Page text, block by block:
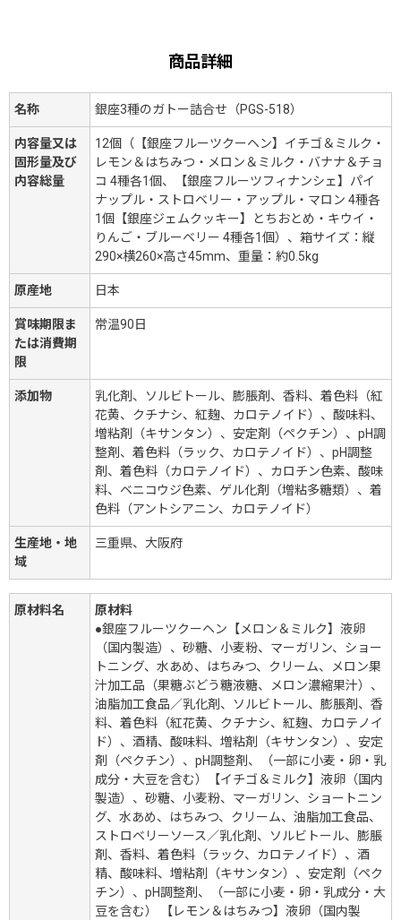
商品詳細
名称 銀座3種のガトー詰合せ（PGS-518）
内容量又は
固形量及び
内容総量
12個（【銀座フルーツクーヘン】イチゴ＆ミルク・
レモン＆はちみつ・メロン＆ミルク・バナナ＆チョ
コ 4種各1個、【銀座フルーツフィナンシェ】パイ
ナップル・ストロベリー・アップル・マロン 4種各
1個【銀座ジェムクッキー】とちおとめ・キウイ・
りんご・ブルーベリー 4種各1個）、箱サイズ：縦
290×横260×高さ45mm、重量：約0.5kg
原産地 日本
賞味期限ま
たは消費期
限
常温90日
添加物
乳化剤、ソルビトール、膨脹剤、香料、着色料（紅
花黄、クチナシ、紅麹、カロテノイド）、酸味料、
増粘剤（キサンタン）、安定剤（ペクチン）、pH調
整剤、着色料（ラック、カロテノイド）、pH調整
剤、着色料（カロテノイド）、カロチン色素、酸味
料、ベニコウジ色素、ゲル化剤（増粘多糖類）、着
色料（アントシアニン、カロテノイド）
生産地・地
域
三重県、大阪府
原材料名
原材料
●銀座フルーツクーヘン【メロン＆ミルク】液卵
（国内製造）、砂糖、小麦粉、マーガリン、ショー
トニング、水あめ、はちみつ、クリーム、メロン果
汁加工品（果糖ぶどう糖液糖、メロン濃縮果汁）、
油脂加工食品／乳化剤、ソルビトール、膨脹剤、香
料、着色料（紅花黄、クチナシ、紅麹、カロテノイ
ド）、酒精、酸味料、増粘剤（キサンタン）、安定
剤（ペクチン）、pH調整剤、（一部に小麦・卵・乳
成分・大豆を含む）【イチゴ＆ミルク】液卵（国内
製造）、砂糖、小麦粉、マーガリン、ショートニン
グ、水あめ、はちみつ、クリーム、油脂加工食品、
ストロベリーソース／乳化剤、ソルビトール、膨脹
剤、香料、着色料（ラック、カロテノイド）、酒
精、酸味料、増粘剤（キサンタン）、安定剤（ペク
チン）、pH調整剤、（一部に小麦・卵・乳成分・大
豆を含む） 【レモン＆はちみつ】液卵（国内製